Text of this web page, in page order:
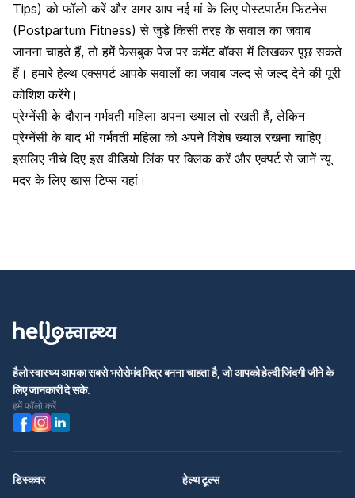
Tips) को फॉलो करें और अगर आप नई मां के लिए पोस्टपार्टम फिटनेस
(Postpartum Fitness) से जुड़े किसी तरह के सवाल का जवाब
जानना चाहते हैं, तो हमें फेसबुक पेज पर कमेंट बॉक्स में लिखकर पूछ सकते
हैं। हमारे हेल्थ एक्सपर्ट आपके सवालों का जवाब जल्द से जल्द देने की पूरी
कोशिश करेंगे।
प्रेग्नेंसी के दौरान गर्भवती महिला अपना ख्याल तो रखती हैं, लेकिन
प्रेग्नेंसी के बाद भी गर्भवती महिला को अपने विशेष ख्याल रखना चाहिए।
इसलिए नीचे दिए इस वीडियो लिंक पर क्लिक करें और एक्पर्ट से जानें न्यू
मदर के लिए खास टिप्स यहां।
हैलो स्वास्थ्य आपका सबसे भरोसेमंद मित्र बनना चाहता है, जो आपको हेल्दी जिंदगी जीने के
लिए जानकारी दे सके.
हमें फॉलो करें
डिस्कवर हेल्थ टूल्स